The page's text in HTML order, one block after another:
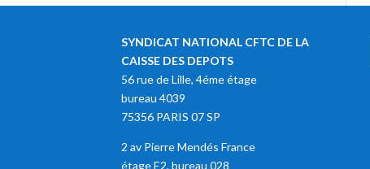
SYNDICAT NATIONAL CFTC DE LA
CAISSE DES DEPOTS
56 rue de Lille, 4éme étage
bureau 4039
75356 PARIS 07 SP
2 av Pierre Mendés France
étage E2, bureau 028